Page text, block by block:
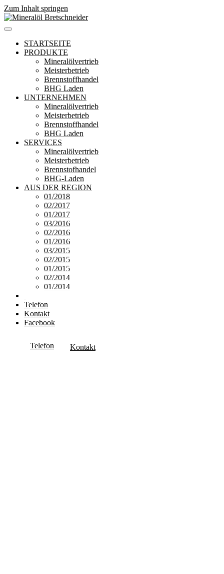
Zum Inhalt springen
STARTSEITE
PRODUKTE
Mineralölvertrieb
Meisterbetrieb
Brennstoffhandel
BHG Laden
UNTERNEHMEN
Mineralölvertrieb
Meisterbetrieb
Brennstoffhandel
BHG Laden
SERVICES
Mineralölvertrieb
Meisterbetrieb
Brennstofhandel
BHG-Laden
AUS DER REGION
01/2018
02/2017
01/2017
03/2016
02/2016
01/2016
03/2015
02/2015
01/2015
02/2014
01/2014
Telefon
Kontakt
Facebook
Telefon Kontakt